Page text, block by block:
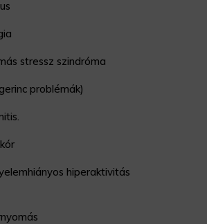
stressz szindróma
problémák)
hiperaktivitás